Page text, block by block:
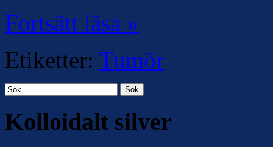
Fortsätt läsa »
Etiketter: Tumör
Sök
Kolloidalt silver